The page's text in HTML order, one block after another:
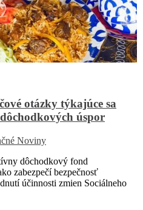
otázky týkajúce sa
úspor
Noviny
dôchodkový fond
zabezpečí bezpečnosť
účinnosti zmien Sociálneho